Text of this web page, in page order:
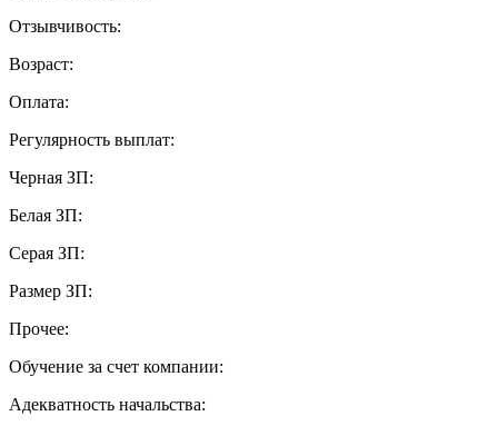
Отзывчивость:
Возраст:
Оплата:
Регулярность выплат:
Черная ЗП:
Белая ЗП:
Серая ЗП:
Размер ЗП:
Прочее:
Обучение за счет компании:
Адекватность начальства: